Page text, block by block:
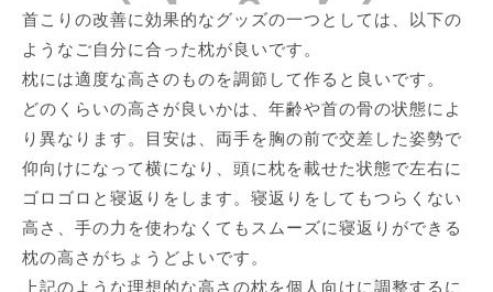
首こりの改善に効果的なグッズの一つとしては、以下の
ようなご自分に合った枕が良いです。
枕には適度な高さのものを調節して作ると良いです。
どのくらいの高さが良いかは、年齢や首の骨の状態によ
り異なります。目安は、両手を胸の前で交差した姿勢で
仰向けになって横になり、頭に枕を載せた状態で左右に
ゴロゴロと寝返りをします。寝返りをしてもつらくない
高さ、手の力を使わなくてもスムーズに寝返りができる
枕の高さがちょうどよいです。
上記のような理想的な高さの枕を個人向けに調整するに